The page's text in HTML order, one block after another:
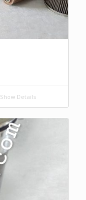
Show Details